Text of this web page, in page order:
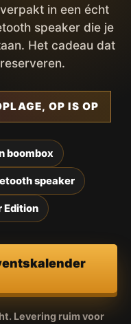
in een écht
speaker die je
Het cadeau dat
OP IS OP
boombox
speaker
Edition
Levering ruim voor